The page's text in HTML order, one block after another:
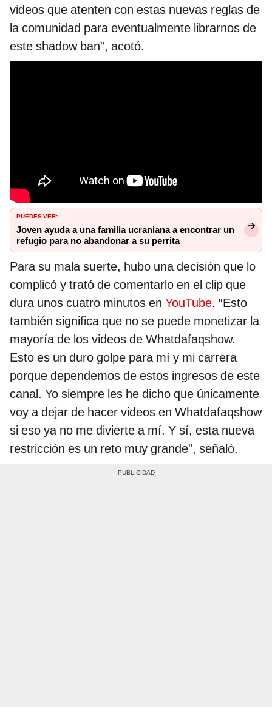
videos que atenten con estas nuevas reglas de
la comunidad para eventualmente librarnos de
este shadow ban”, acotó.
PUEDES VER:
Joven ayuda a una familia ucraniana a encontrar un
refugio para no abandonar a su perrita
Para su mala suerte, hubo una decisión que lo
complicó y trató de comentarlo en el clip que
dura unos cuatro minutos en YouTube. “Esto
también significa que no se puede monetizar la
mayoría de los videos de Whatdafaqshow.
Esto es un duro golpe para mí y mi carrera
porque dependemos de estos ingresos de este
canal. Yo siempre les he dicho que únicamente
voy a dejar de hacer videos en Whatdafaqshow
si eso ya no me divierte a mí. Y sí, esta nueva
restricción es un reto muy grande”, señaló.